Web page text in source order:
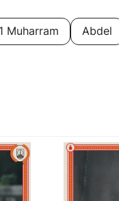
1 Muharram Abdel